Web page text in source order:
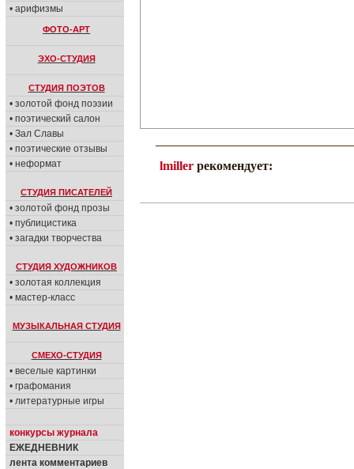
• арифизмы
ФОТО-АРТ
ЭХО-СТУДИЯ
СТУДИЯ ПОЭТОВ
• золотой фонд поэзии
• поэтический салон
• Зал Славы
• поэтические отзывы
• неформат
СТУДИЯ ПИСАТЕЛЕЙ
• золотой фонд прозы
• публицистика
• загадки творчества
СТУДИЯ ХУДОЖНИКОВ
• золотая коллекция
• мастер-класс
МУЗЫКАЛЬНАЯ СТУДИЯ
СМЕХО-СТУДИЯ
• веселые картинки
• графомания
• литературные игры
конкурсы журнала
ЕЖЕДНЕВНИК
лента комментариев
lmiller рекомендует: